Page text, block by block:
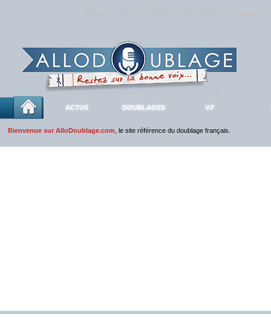
ACTUS DOUBLAGES V.F
Bienvenue sur AlloDoublage.com , le site référence du doublage français.